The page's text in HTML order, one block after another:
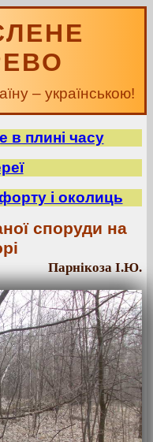
– українською!
в плині часу
форту і околиць
споруди на
Парнікоза І.Ю.